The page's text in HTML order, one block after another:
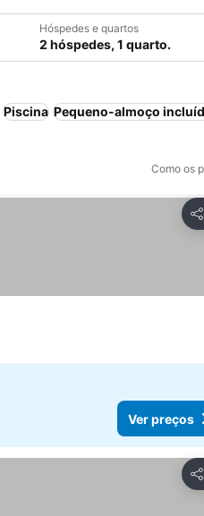
Hóspedes e quartos
2 hóspedes, 1 quarto.
Piscina Pequeno-almoço
Como os
Ver preços